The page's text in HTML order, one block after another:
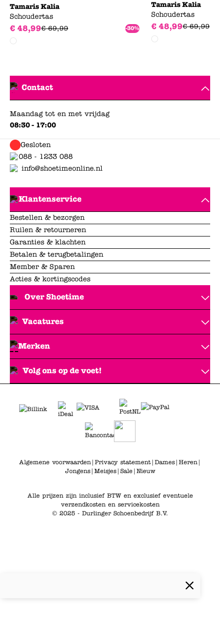
Tamaris Kalia
Schoudertas
€ 48,99€ 69,99 -30%
Tamaris Kalia
Schoudertas
€ 48,99€ 69,99
Contact
Maandag tot en met vrijdag
08:30 - 17:00
Gesloten
088 - 1233 088
info@shoetimeonline.nl
Klantenservice
Bestellen & bezorgen
Ruilen & retourneren
Garanties & klachten
Betalen & terugbetalingen
Member & Sparen
Acties & kortingscodes
Over Shoetime
Vacatures
Merken
Volg ons op de voet!
Algemene voorwaarden| Privacy statement| Dames| Heren|
Jongens| Meisjes| Sale| Nieuw
Alle prijzen zijn inclusief BTW en exclusief eventuele
verzendkosten en servicekosten
© 2025 - Durlinger Schoenbedrijf B.V.